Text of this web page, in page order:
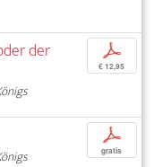
der p
€ 12,95
p
gratis